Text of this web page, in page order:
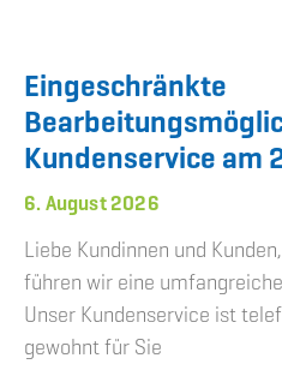
Eingeschränkte
Kundenservice am
6. August 2026
Liebe Kundinnen und
führen wir eine
Unser Kundenservice ist
gewohnt für Sie